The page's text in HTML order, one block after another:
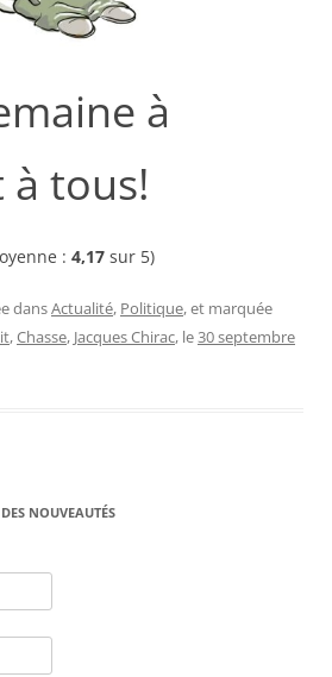
à
tous!
: 4,17 sur 5)
dansActualité, Politique, et marquée
,Chasse, Jacques Chirac, le30 septembre
NOUVEAUTÉS